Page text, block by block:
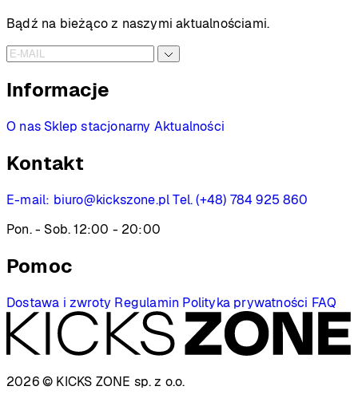
Bądź na bieżąco z naszymi aktualnościami.
Informacje
O nas Sklep stacjonarny Aktualności
Kontakt
E-mail: biuro@kickszone.pl Tel. (+48) 784 925 860
Pon. - Sob. 12:00 - 20:00
Pomoc
Dostawa i zwroty Regulamin Polityka prywatności FAQ
2026 © KICKS ZONE sp. z o.o.